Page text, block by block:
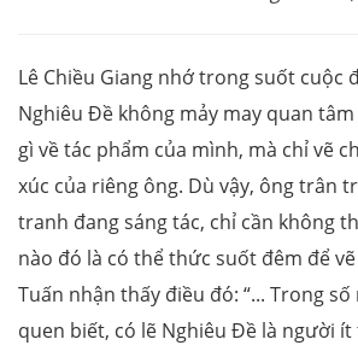
Lê Chiều Giang nhớ trong suốt cuộc
Nghiêu Đề không mảy may quan
gì về tác phẩm của mình, mà chỉ vẽ
xúc của riêng ông. Dù vậy, ông trân
tranh đang sáng tác, chỉ cần không
nào đó là có thể thức suốt đêm để vẽ
Tuấn nhận thấy điều đó: “... Trong
quen biết, có lẽ Nghiêu Đề là người